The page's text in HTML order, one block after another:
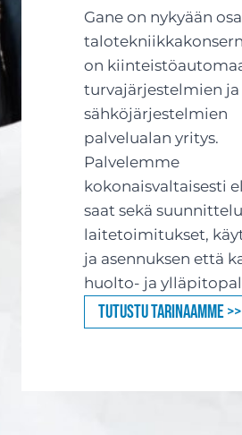
Gane on nykyään
on
turvajärjestelmien ja
sähköjärjestelmien
palvelualan yritys.
Palvelemme
kokonaisvaltaisesti
saat sekä
laitetoimitukset,
ja asennuksen että
huolto- ja
Tutustu tarinaamme >>